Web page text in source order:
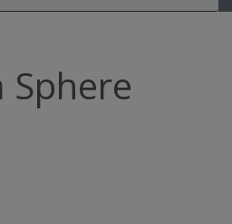
Sphere